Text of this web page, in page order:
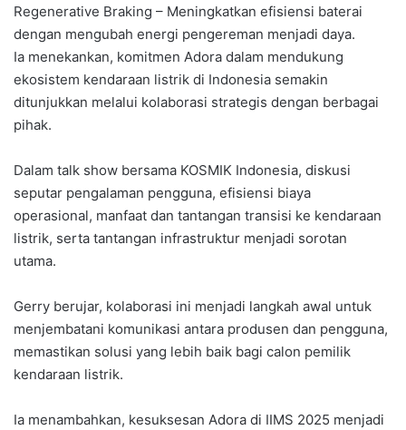
Regenerative Braking – Meningkatkan efisiensi baterai
dengan mengubah energi pengereman menjadi daya.
Ia menekankan, komitmen Adora dalam mendukung
ekosistem kendaraan listrik di Indonesia semakin
ditunjukkan melalui kolaborasi strategis dengan berbagai
pihak.
Dalam talk show bersama KOSMIK Indonesia, diskusi
seputar pengalaman pengguna, efisiensi biaya
operasional, manfaat dan tantangan transisi ke kendaraan
listrik, serta tantangan infrastruktur menjadi sorotan
utama.
Gerry berujar, kolaborasi ini menjadi langkah awal untuk
menjembatani komunikasi antara produsen dan pengguna,
memastikan solusi yang lebih baik bagi calon pemilik
kendaraan listrik.
Ia menambahkan, kesuksesan Adora di IIMS 2025 menjadi